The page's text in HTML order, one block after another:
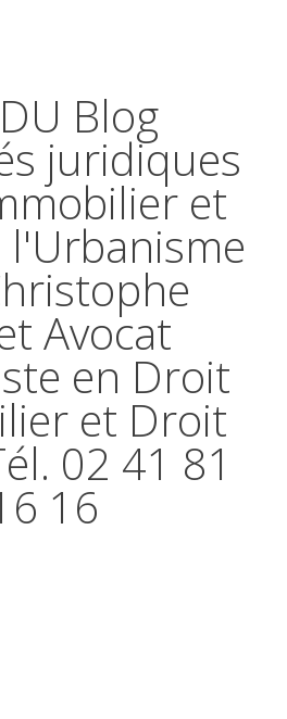
Blog
juridiques
et
Avocat
en Droit
et Droit
02 41 81
16